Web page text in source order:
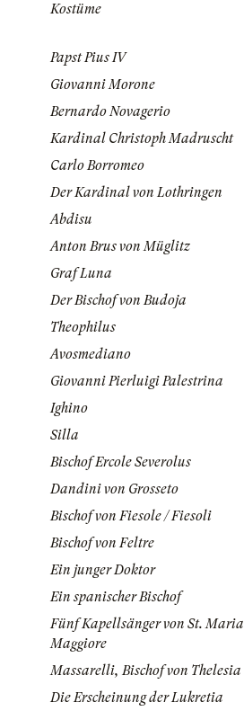
Kostüme
Papst Pius IV
Giovanni Morone
Bernardo Novagerio
Kardinal Christoph Madruscht
Carlo Borromeo
Der Kardinal von Lothringen
Abdisu
Anton Brus von Müglitz
Graf Luna
Der Bischof von Budoja
Theophilus
Avosmediano
Giovanni Pierluigi Palestrina
Ighino
Silla
Bischof Ercole Severolus
Dandini von Grosseto
Bischof von Fiesole / Fiesoli
Bischof von Feltre
Ein junger Doktor
Ein spanischer Bischof
Fünf Kapellsänger von St. Maria
Maggiore
Massarelli, Bischof von Thelesia
Die Erscheinung der Lukretia